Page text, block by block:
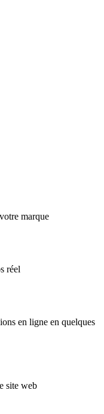
marque
réel
en ligne en quelques
site web